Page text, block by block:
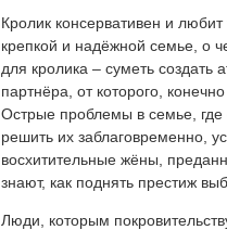
Кролик консервативен и
крепкой и надёжной семье, о
для кролика – суметь
партнёра, от которого,
Острые проблемы в семье, где
решить их заблаговременно,
восхитительные жёны,
знают, как поднять престиж
Люди, которым